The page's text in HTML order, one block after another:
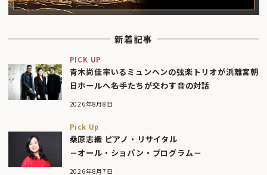
新着記事
PICK UP
青木尚佳率いるミュンヘンの弦楽トリオが浜離宮朝
日ホールへ――名手たちが交わす音の対話
2026年8月8日
Pick Up
桑原志織 ピアノ・リサイタル
－オール・ショパン・プログラム－
2026年8月7日